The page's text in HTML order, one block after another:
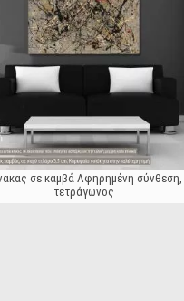
σε καμβά Αφηρημένη σύνθεση,
τετράγωνος